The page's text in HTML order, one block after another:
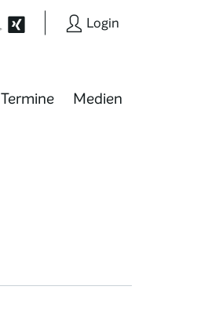
Login
Termine Medien